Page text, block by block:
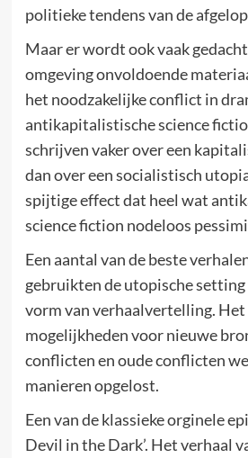
politieke tendens van de
Maar er wordt ook vaak
omgeving onvoldoende
het noodzakelijke conflict in
antikapitalistische science
schrijven vaker over een
dan over een socialistisch
spijtige effect dat heel wat
science fiction nodeloos
Een aantal van de beste
gebruikten de utopische setting
vorm van verhaalvertelling. Het
mogelijkheden voor nieuwe
conflicten en oude conflicten
manieren opgelost.
Een van de klassieke orginele
Devil in the Dark’. Het verhaal